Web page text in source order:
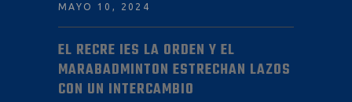
MAYO 10, 2024
EL RECRE IES LA ORDEN Y EL
MARABADMINTON ESTRECHAN LAZOS
CON UN INTERCAMBIO